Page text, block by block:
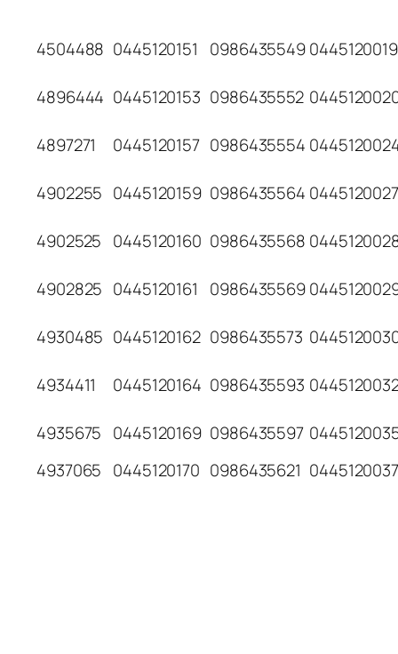
4504488 0445120151 09864355490445120019
4896444 0445120153 0986435552
4897271 0445120157 0986435554
4902255 0445120159 0986435564 0445120027
4902525 0445120160 0986435568
4902825 0445120161 0986435569
4930485 0445120162 0986435573
4934411 0445120164 0986435593
4935675 0445120169 0986435597
4937065 0445120170 0986435621 0445120037